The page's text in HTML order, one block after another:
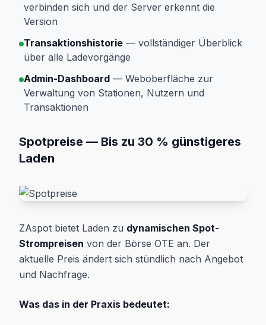
verbinden sich und der Server erkennt die
Version
Transaktionshistorie — vollständiger Überblick
über alle Ladevorgänge
Admin-Dashboard — Weboberfläche zur
Verwaltung von Stationen, Nutzern und
Transaktionen
Spotpreise — Bis zu 30 % günstigeres
Laden
ZAspot bietet Laden zu dynamischen Spot-
Strompreisen von der Börse OTE an. Der
aktuelle Preis ändert sich stündlich nach Angebot
und Nachfrage.
Was das in der Praxis bedeutet: